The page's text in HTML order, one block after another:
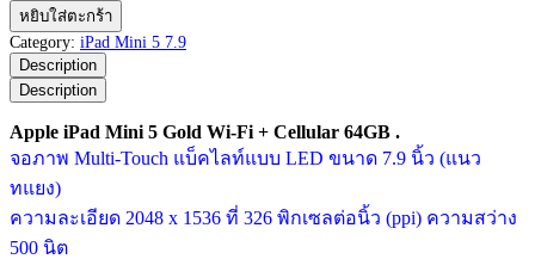
Apple
iPad
Mini
5
Gold
Wi-
Fi
+
Cellular
หยิบใส่ตะกร้า
Category: iPad Mini 5 7.9
Description
Description
Apple iPad Mini 5 Gold Wi-Fi + Cellular 64GB .
จอภาพ Multi-Touch แบ็คไลท์แบบ LED ขนาด 7.9 นิ้ว (แนว
ทแยง)
ความละเอียด 2048 x 1536 ที่ 326 พิกเซลต่อนิ้ว (ppi) ความสว่าง
500 นิต